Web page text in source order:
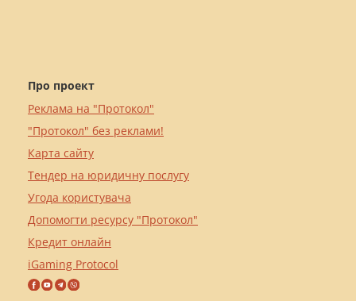
Про проект
Реклама на "Протокол"
"Протокол" без реклами!
Карта сайту
Тендер на юридичну послугу
Угода користувача
Допомогти ресурсу "Протокол"
Кредит онлайн
iGaming Protocol